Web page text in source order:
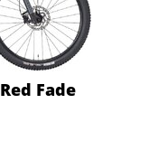
Fade